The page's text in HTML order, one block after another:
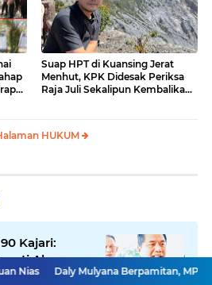
Suap HPT di Kuansing Jerat
Menhut, KPK Didesak Periksa
Raja Juli Sekalipun Kembalikan
HUKUM
Kajari:
Akwan
Promosi
Mulyana Berpamitan, MPKW Sumut-